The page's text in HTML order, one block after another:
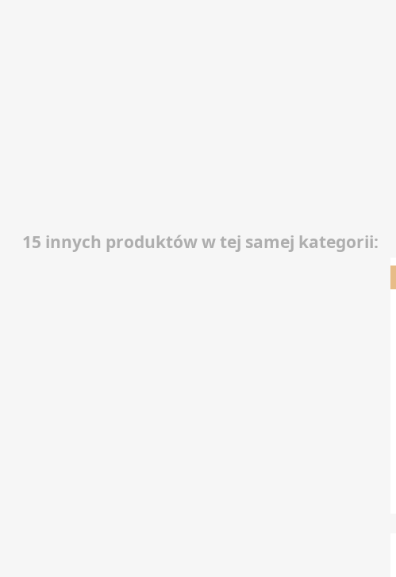
15 innych produktów w tej samej kategorii: